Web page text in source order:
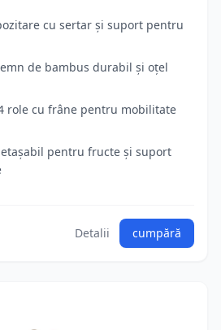
cu sertar și suport pentru
de bambus durabil și oțel
role cu frâne pentru mobilitate
pentru fructe și suport
Detalii cumpără